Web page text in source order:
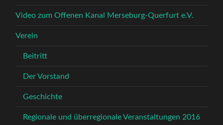
Video zum Offenen Kanal Merseburg-Querfurt e.V.
Verein
Beitritt
Der Vorstand
Geschichte
Regionale und überregionale Veranstaltungen 2016